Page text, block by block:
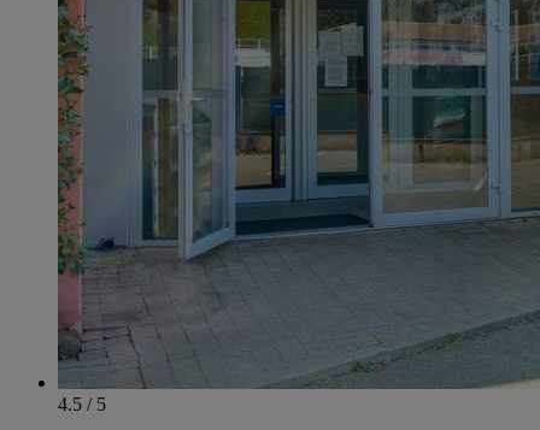
4.5 / 5